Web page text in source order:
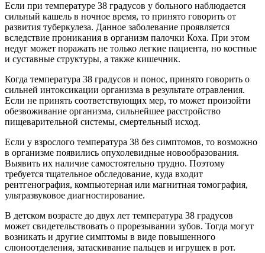
Если при температуре 38 градусов у больного наблюдается
сильный кашель в ночное время, то принято говорить от
развития туберкулеза. Данное заболевание проявляется
вследствие проникания в организм палочки Коха. При этом
недуг может поражать не только легкие пациента, но костные
и суставные структуры, а также кишечник.
Когда температура 38 градусов и понос, принято говорить о
сильней интоксикации организма в результате отравления.
Если не принять соответствующих мер, то может произойти
обезвоживание организма, сильнейшее расстройство
пищеварительной системы, смертельный исход.
Если у взрослого температура 38 без симптомов, то возможно
в организме появились опухолевидные новообразования.
Выявить их наличие самостоятельно трудно. Поэтому
требуется тщательное обследование, куда входит
рентгенография, компьютерная или магнитная томография,
ультразвуковое диагностирование.
В детском возрасте до двух лет температура 38 градусов
может свидетельствовать о прорезывании зубов. Тогда могут
возникать и другие симптомы в виде повышенного
слюноотделения, затаскивание пальцев и игрушек в рот.